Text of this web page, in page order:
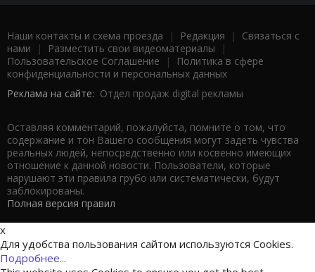
Наши контакты и схема проезда | Редакция | Связаться с
нами | Разместить свои видеоматериалы |
Пользовательское Соглашение |
Политика в сфере
конфиденциальности и персональных данных
Реклама на сайте: Отдел продаж digital рекламы
Оставляя комментарий, пожалуйста, помните о том, что
содержание и тон Вашего сообщения могут задеть чувства
реальных людей, непосредственно или косвенно имеющих
отношение к данной новости. Пользователи, которые
нарушают эти правила грубо или систематически, будут
заблокированы.
Полная версия правил
x
Для удобства пользования сайтом используются Cookies.
Подробнее...